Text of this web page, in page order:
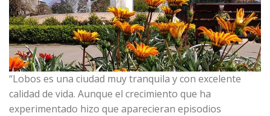
“Lobos es una ciudad muy tranquila y con excelente
calidad de vida. Aunque el crecimiento que ha
experimentado hizo que aparecieran episodios